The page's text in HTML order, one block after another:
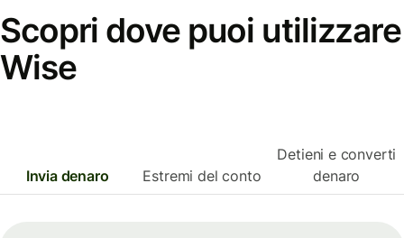
Scopri dove puoi utilizzare
Wise
Invia denaro Estremi del conto
Detieni e converti
denaro